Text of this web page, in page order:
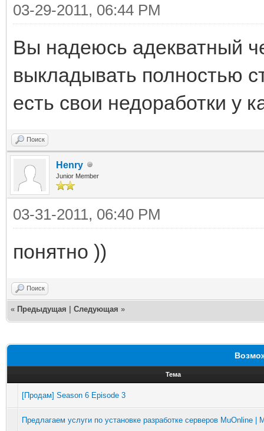
03-29-2011, 06:44 PM
Вы надеюсь адекватный
выкладывать полностью
есть свои недоработки у
Поиск
Henry
Junior Member
03-31-2011, 06:40 PM
понятно ))
Поиск
« Предыдущая Следующая »
Тема
[Продам] Season 6 Episode 3
Предлагаем услуги по установке разработке серверов MuOnline |